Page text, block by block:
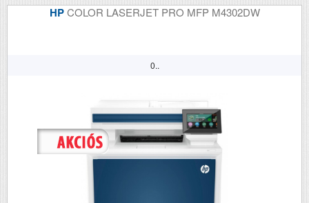
HPCOLOR LASERJET PRO MFP M4302DW
0..